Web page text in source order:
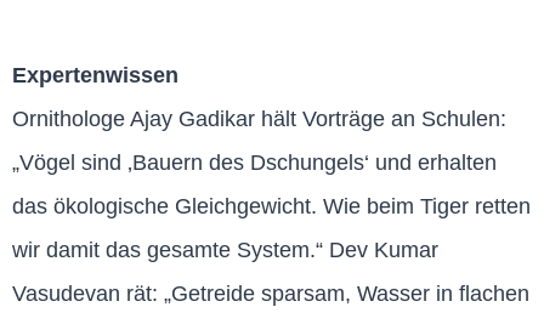
Expertenwissen
Ornithologe Ajay Gadikar hält Vorträge an Schulen:
„Vögel sind ‚Bauern des Dschungels‘ und erhalten
das ökologische Gleichgewicht. Wie beim Tiger retten
wir damit das gesamte System.“ Dev Kumar
Vasudevan rät: „Getreide sparsam, Wasser in flachen